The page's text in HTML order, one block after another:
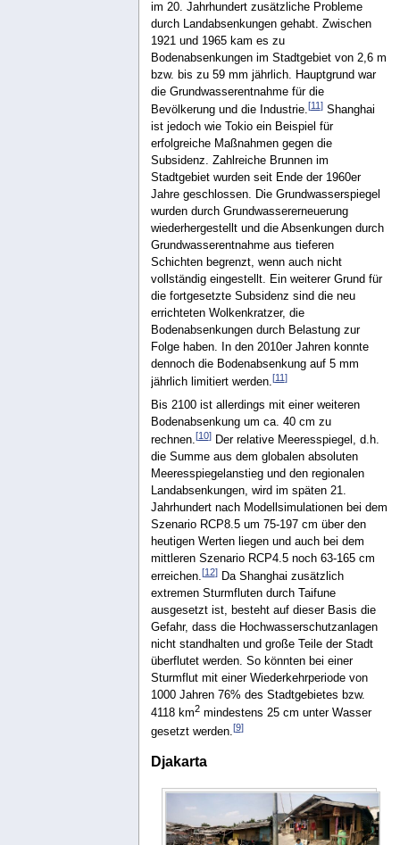
im 20. Jahrhundert zusätzliche Probleme
durch Landabsenkungen gehabt. Zwischen
1921 und 1965 kam es zu
Bodenabsenkungen im Stadtgebiet von 2,6 m
bzw. bis zu 59 mm jährlich. Hauptgrund war
die Grundwasserentnahme für die
Bevölkerung und die Industrie.[11]Shanghai
ist jedoch wie Tokio ein Beispiel für
erfolgreiche Maßnahmen gegen die
Subsidenz. Zahlreiche Brunnen im
Stadtgebiet wurden seit Ende der 1960er
Jahre geschlossen. Die Grundwasserspiegel
wurden durch Grundwassererneuerung
wiederhergestellt und die Absenkungen durch
Grundwasserentnahme aus tieferen
Schichten begrenzt, wenn auch nicht
vollständig eingestellt. Ein weiterer Grund für
die fortgesetzte Subsidenz sind die neu
errichteten Wolkenkratzer, die
Bodenabsenkungen durch Belastung zur
Folge haben. In den 2010er Jahren konnte
dennoch die Bodenabsenkung auf 5 mm
jährlich limitiert werden.[11 ]
Bis 2100 ist allerdings mit einer weiteren
Bodenabsenkung um ca. 40 cm zu
rechnen.[10]Der relative Meeresspiegel, d.h.
die Summe aus dem globalen absoluten
Meeresspiegelanstieg und den regionalen
Landabsenkungen, wird im späten 21.
Jahrhundert nach Modellsimulationen bei dem
Szenario RCP8.5 um 75-197 cm über den
heutigen Werten liegen und auch bei dem
mittleren Szenario RCP4.5 noch 63-165 cm
erreichen.[12]Da Shanghai zusätzlich
extremen Sturmfluten durch Taifune
ausgesetzt ist, besteht auf dieser Basis die
Gefahr, dass die Hochwasserschutzanlagen
nicht standhalten und große Teile der Stadt
überflutet werden. So könnten bei einer
Sturmflut mit einer Wiederkehrperiode von
1000 Jahren 76% des Stadtgebietes bzw.
4118 km2mindestens 25 cm unter Wasser
gesetzt werden.[9]
Djakarta